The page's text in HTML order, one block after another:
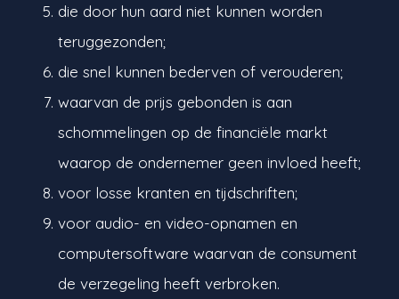
die door hun aard niet kunnen worden
teruggezonden;
die snel kunnen bederven of verouderen;
waarvan de prijs gebonden is aan
schommelingen op de financiële markt
waarop de ondernemer geen invloed heeft;
voor losse kranten en tijdschriften;
voor audio- en video-opnamen en
computersoftware waarvan de consument
de verzegeling heeft verbroken.